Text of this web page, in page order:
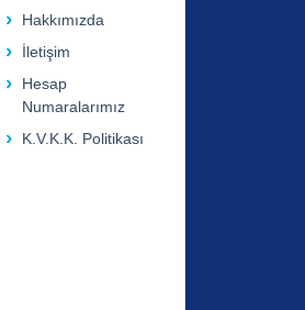
Hakkımızda
İletişim
Hesap
Numaralarımız
K.V.K.K. Politikası